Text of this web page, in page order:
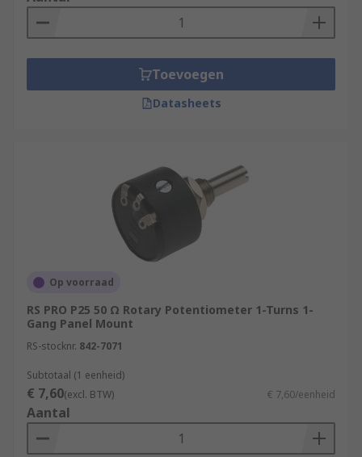
Toevoegen
Datasheets
Op voorraad
RS PRO P25 50 Ω Rotary Potentiometer 1-Turns 1-
Gang Panel Mount
RS-stocknr. 842-7071
Subtotaal (1 eenheid)
€ 7,60(excl. BTW) € 7,60/eenheid
Aantal